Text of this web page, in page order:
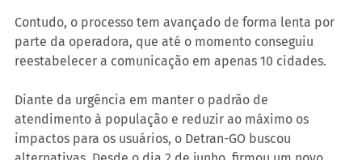
Contudo, o processo tem avançado de forma lenta por
parte da operadora, que até o momento conseguiu
reestabelecer a comunicação em apenas 10 cidades.
Diante da urgência em manter o padrão de
atendimento à população e reduzir ao máximo os
impactos para os usuários, o Detran-GO buscou